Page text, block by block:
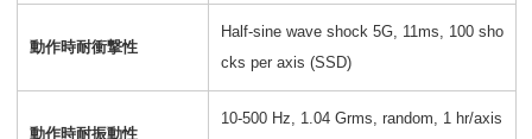
動作時耐衝撃性
Half-sine wave shock 5G, 11ms, 100 sho
cks per axis (SSD)
動作時耐振動性
10-500 Hz, 1.04 Grms, random, 1 hr/axis